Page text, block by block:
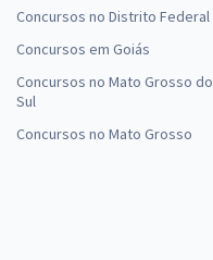
Concursos no Distrito Federal
Concursos em Goiás
Concursos no Mato Grosso do
Sul
Concursos no Mato Grosso